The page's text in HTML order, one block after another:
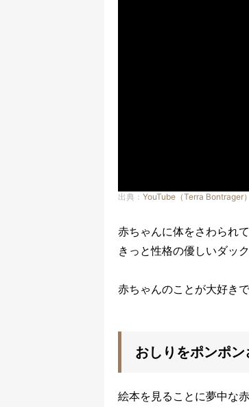
出典： YouTube（Terra Bontrager）
赤ちゃんに体をさわられ
きっと性格の優しいダッ
赤ちゃんのことが大好き
おしりをポンポン
絵本を見ることに夢中な